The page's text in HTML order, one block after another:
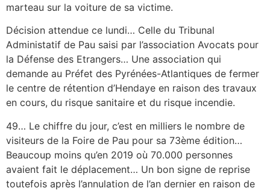
marteau sur la voiture de sa victime.
Décision attendue ce lundi… Celle du Tribunal
Administatif de Pau saisi par l’association Avocats pour
la Défense des Etrangers… Une association qui
demande au Préfet des Pyrénées-Atlantiques de fermer
le centre de rétention d’Hendaye en raison des travaux
en cours, du risque sanitaire et du risque incendie.
49… Le chiffre du jour, c’est en milliers le nombre de
visiteurs de la Foire de Pau pour sa 73ème édition…
Beaucoup moins qu’en 2019 où 70.000 personnes
avaient fait le déplacement… Un bon signe de reprise
toutefois après l’annulation de l’an dernier en raison de